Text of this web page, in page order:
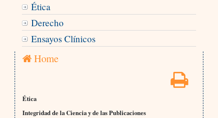
Ética
Derecho
Ensayos Clínicos
Home
Ética
Integridad de la Ciencia y de las Publicaciones